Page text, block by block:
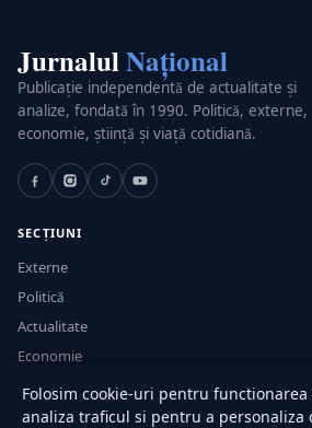
JurnalulNațional
Publicație independentă de actualitate și
analize, fondată în 1990. Politică, externe,
economie, știință și viață cotidiană.
SECȚIUNI
Externe
Politică
Actualitate
Economie
Sănătate
Utile
Folosim cookie-uri pentru
analiza traficul si pentru a personaliza